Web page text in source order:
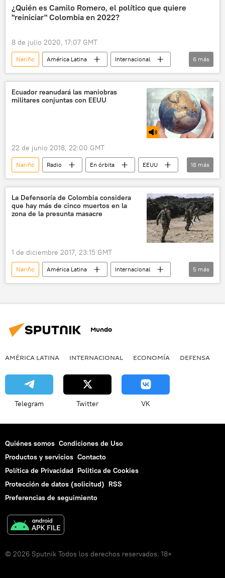
COVID-19
Colombia
masacre
narcotráfico
grupos armados
Kamala Harris
¿Quién es Camilo Romero, el político que quiere
"reiniciar" Colombia en 2022?
8 de julio 2020, 17:07 GMT
Nariño América Latina
Internacional
política
Colombia
Iván Duque
Alianza Verde
Álvaro Uribe Vélez
noticias
6 más
Ecuador reanudará las maniobras
militares conjuntas con EEUU
22 de junio 2018, 22:00 GMT
Nariño Radio En órbita
EEUU
Colombia
Ecuador
Arkansas
Texas
Nizhni Nóvgorod
Departamento de Defensa de EEUU
Departamento de Salud y Servicios Humanos de EEUU (HHS)
maniobras
fútbol
inmigrantes indocumentados
esperanza
bases militares
Rusia
migración
18 más
La Defensoría de Colombia considera
que hay más de cinco muertos en la
zona de la presunta masacre
1 de diciembre 2017, 23:15 GMT
Nariño América Latina
Internacional
Colombia
FARC
5 más
Mundo
AMÉRICA LATINA INTERNACIONAL ECONOMÍA DEFENSA
Telegram Twitter VK
Quiénes somos Condiciones de Uso
Productos y servicios Contacto
Política de Privacidad Politica de Cookies
Protección de datos (solicitud) RSS
Preferencias de seguimiento
© 2026 Sputnik Todos los derechos reservados. 18+